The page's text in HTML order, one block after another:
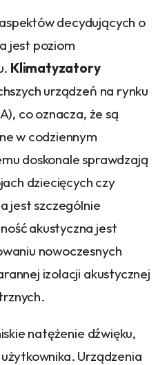
decydujących o
jest poziom
Klimatyzatory
urządzeń na rynku
co oznacza, że są
w codziennym
doskonale sprawdzają
dziecięcych czy
jest szczególnie
akustyczna jest
nowoczesnych
izolacji akustycznej
natężenie dźwięku,
Urządzenia